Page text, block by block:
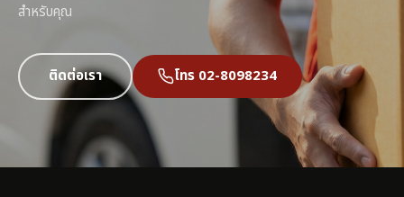
สำหรับคุณ
ติดต่อเรา โทร 02-8098234